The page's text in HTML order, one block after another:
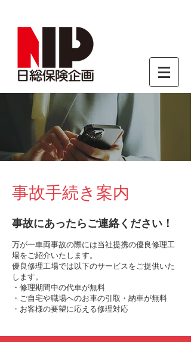
事故手続き案内
事故にあったらご連絡ください！
万が一車両事故の際には当社提携の優良修理工
場をご紹介いたします。
優良修理工場では以下のサービスをご提供いた
します。
・修理期間中の代車が無料
・ご自宅や職場へのお車の引取・納車が無料
・お客様の要望に応える修理対応